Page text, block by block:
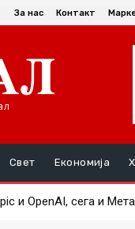
За нас Контакт
Свет Економија
и OpenAI, сега и Мета
се гаси на